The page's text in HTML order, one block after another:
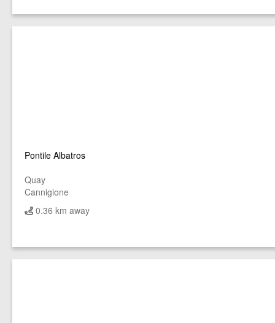
Pontile Albatros
Quay
Cannigione
0.36 km away